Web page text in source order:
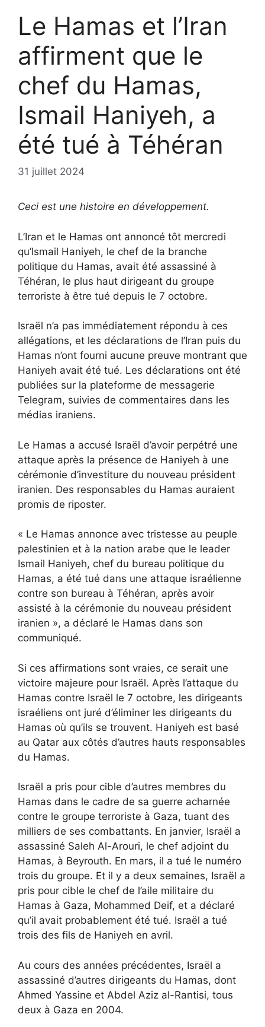
Le Hamas et l’Iran
affirment que le
chef du Hamas,
Ismail Haniyeh, a
été tué à Téhéran
31 juillet 2024
Ceci est une histoire en développement.
L’Iran et le Hamas ont annoncé tôt mercredi
qu’Ismail Haniyeh, le chef de la branche
politique du Hamas, avait été assassiné à
Téhéran, le plus haut dirigeant du groupe
terroriste à être tué depuis le 7 octobre.
Israël n’a pas immédiatement répondu à ces
allégations, et les déclarations de l’Iran puis du
Hamas n’ont fourni aucune preuve montrant que
Haniyeh avait été tué. Les déclarations ont été
publiées sur la plateforme de messagerie
Telegram, suivies de commentaires dans les
médias iraniens.
Le Hamas a accusé Israël d’avoir perpétré une
attaque après la présence de Haniyeh à une
cérémonie d’investiture du nouveau président
iranien. Des responsables du Hamas auraient
promis de riposter.
« Le Hamas annonce avec tristesse au peuple
palestinien et à la nation arabe que le leader
Ismail Haniyeh, chef du bureau politique du
Hamas, a été tué dans une attaque israélienne
contre son bureau à Téhéran, après avoir
assisté à la cérémonie du nouveau président
iranien », a déclaré le Hamas dans son
communiqué.
Si ces affirmations sont vraies, ce serait une
victoire majeure pour Israël. Après l’attaque du
Hamas contre Israël le 7 octobre, les dirigeants
israéliens ont juré d’éliminer les dirigeants du
Hamas où qu’ils se trouvent. Haniyeh est basé
au Qatar aux côtés d’autres hauts responsables
du Hamas.
Israël a pris pour cible d’autres membres du
Hamas dans le cadre de sa guerre acharnée
contre le groupe terroriste à Gaza, tuant des
milliers de ses combattants. En janvier, Israël a
assassiné Saleh Al-Arouri, le chef adjoint du
Hamas, à Beyrouth. En mars, il a tué le numéro
trois du groupe. Et il y a deux semaines, Israël a
pris pour cible le chef de l’aile militaire du
Hamas à Gaza, Mohammed Deif, et a déclaré
qu’il avait probablement été tué. Israël a tué
trois des fils de Haniyeh en avril.
Au cours des années précédentes, Israël a
assassiné d’autres dirigeants du Hamas, dont
Ahmed Yassine et Abdel Aziz al-Rantisi, tous
deux à Gaza en 2004.